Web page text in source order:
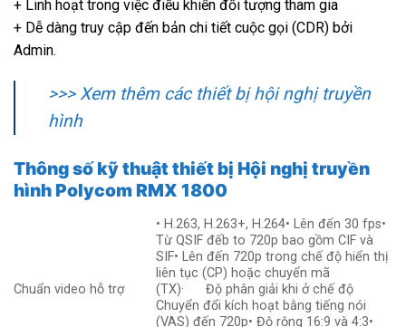
+ Linh hoạt trong việc điều khiển đối tượng tham gia
+ Dễ dàng truy cập đến bản chi tiết cuộc gọi (CDR) bởi
Admin.
>>> Xem thêm các thiết bị hội nghị truyền
hình
Thông số kỹ thuật thiết bị Hội nghị truyền
hình Polycom RMX 1800
Chuẩn video hỗ trợ
• H.263, H.263+, H.264• Lên đến 30 fps•
Từ QSIF đếb to 720p bao gồm CIF và
SIF• Lên đến 720p trong chế độ hiển thị
liên tục (CP) hoặc chuyển mã
(TX)· Độ phân giải khi ở chế độ
Chuyển đổi kích hoạt bằng tiếng nói
(VAS) đến 720p• Độ rộng 16:9 và 4:3•